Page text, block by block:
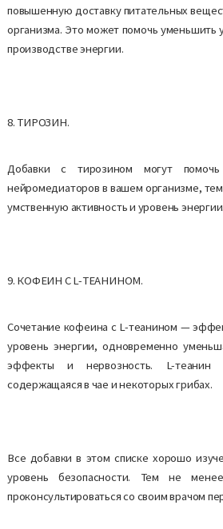
повышенную доставку питательных
организма. Это может помочь уменьшить
производстве энергии.
8. ТИРОЗИН.
Добавки с тирозином могут помочь
нейромедиаторов в вашем организме,
умственную активность и уровень энергии.
9. КОФЕИН С L-ТЕАНИНОМ.
Сочетание кофеина с L-теанином —
уровень энергии, одновременно
эффекты и нервозность. L-
содержащаяся в чае и некоторых грибах.
Все добавки в этом списке хорошо
уровень безопасности. Тем не
проконсультироваться со своим врачом